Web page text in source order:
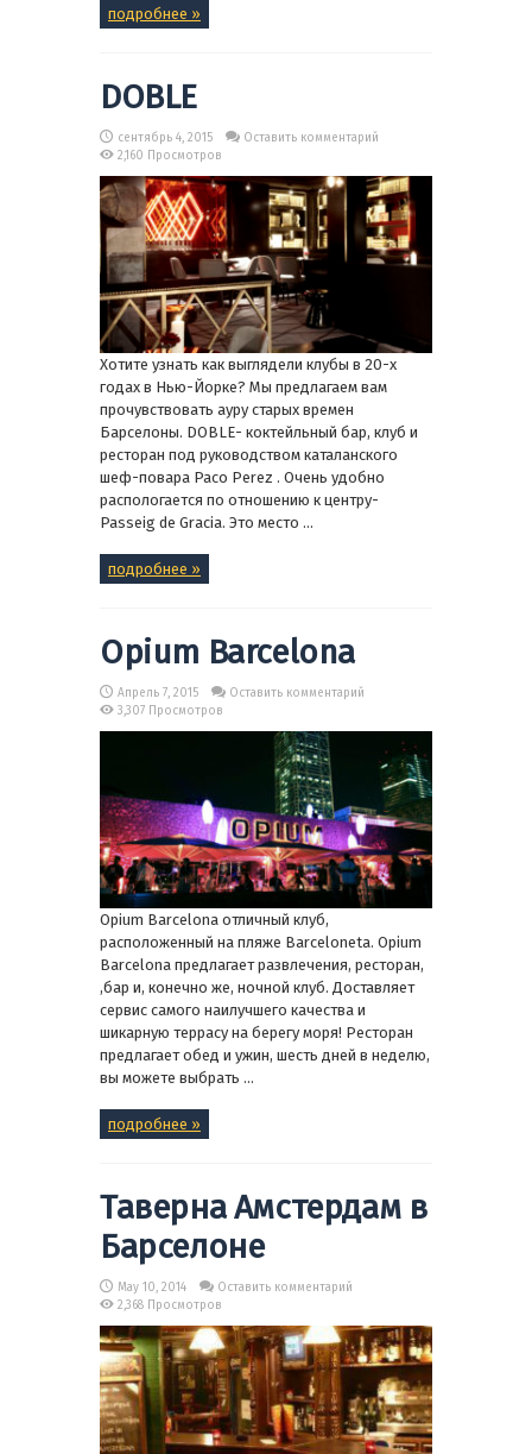
подробнее »
DOBLE
сентябрь 4, 2015
Оставить комментарий
2,160 Просмотров
Хотите узнать как выглядели клубы в 20-х
годах в Нью-Йорке? Мы предлагаем вам
прочувствовать ауру старых времен
Барселоны. DOBLE- коктейльный бар, клуб и
ресторан под руководством каталанского
шеф-повара Paco Perez . Очень удобно
распологается по отношению к центру-
Passeig de Gracia. Это место ...
подробнее »
Opium Barcelona
Апрель 7, 2015
Оставить комментарий
3,307 Просмотров
Opium Barcelona отличный клуб,
расположенный на пляже Barceloneta. Opium
Barcelona предлагает развлечения, ресторан,
,бар и, конечно же, ночной клуб. Доставляет
сервис самого наилучшего качества и
шикарную террасу на берегу моря! Ресторан
предлагает обед и ужин, шесть дней в неделю,
вы можете выбрать ...
подробнее »
Таверна Амстердам в
Барселоне
May 10, 2014
Оставить комментарий
2,368 Просмотров